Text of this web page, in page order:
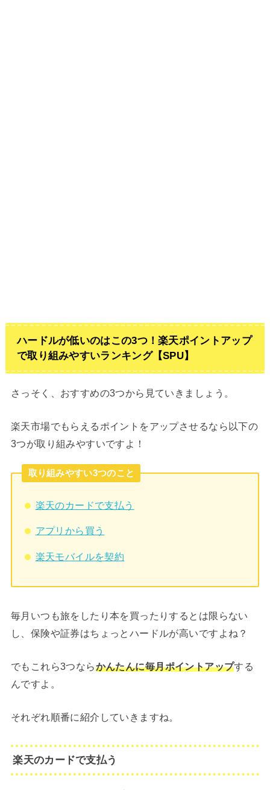
ハードルが低いのはこの3つ！楽天ポイントアップ
で取り組みやすいランキング【SPU】
さっそく、おすすめの3つから見ていきましょう。
楽天市場でもらえるポイントをアップさせるなら以下の
3つが取り組みやすいですよ！
取り組みやすい3つのこと
楽天のカードで支払う
アプリから買う
楽天モバイルを契約
毎月いつも旅をしたり本を買ったりするとは限らない
し、保険や証券はちょっとハードルが高いですよね？
でもこれら3つならかんたんに毎月ポイントアップする
んですよ。
それぞれ順番に紹介していきますね。
楽天のカードで支払う